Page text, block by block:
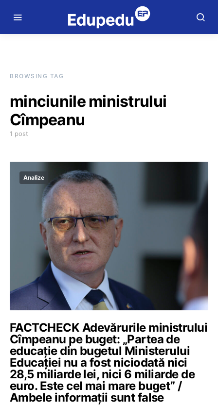
BROWSING TAG
minciunile ministrului
Cîmpeanu
1 post
Analize
FACTCHECK Adevărurile ministrului
Cîmpeanu pe buget: „Partea de
educație din bugetul Ministerului
Educației nu a fost niciodată nici
28,5 miliarde lei, nici 6 miliarde de
euro. Este cel mai mare buget” /
Ambele informații sunt false